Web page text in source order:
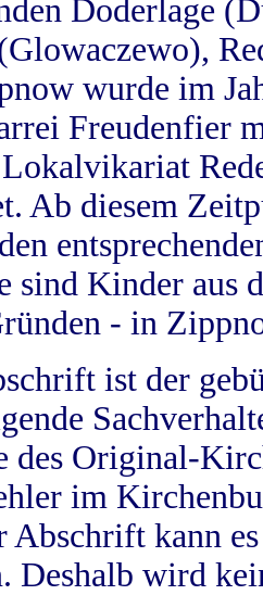
Doderlage
wurde im
Freudenfier
Ab diesem
sind Kinder aus
- in
ist der
des Original-
im
Abschrift kann
Deshalb wird